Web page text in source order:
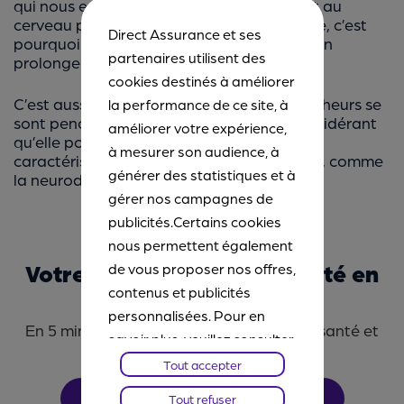
qui nous entoure. Ces images parviennent au
cerveau par l’intermédiaire du nerf optique, c’est
pourquoi la rétine est considérée comme un
prolongement du cerveau.
C’est aussi la raison pour laquelle les chercheurs se
sont penchés sur cette partie de l’œil, considérant
qu’elle pouvait être la cible de lésions
caractéristiques de la maladie d’Alzheimer, comme
la neurodégénérescence fibrillaire.
Votre tarif d’assurance santé en
quelques clics !
En 5 min, personnalisez votre assurance santé et
DEVIS EN LIGNE
Direct Assurance et ses
partenaires utilisent des
cookies destinés à améliorer
la performance de ce site, à
améliorer votre expérience,
à mesurer son audience, à
générer des statistiques et à
gérer nos campagnes de
publicités.Certains cookies
nous permettent également
de vous proposer nos offres,
contenus et publicités
personnalisées. Pour en
savoir plus, veuillez consulter
notre
Chartes Cookies
. Vous
pourrez à tout moment
Tout accepter
Tout refuser